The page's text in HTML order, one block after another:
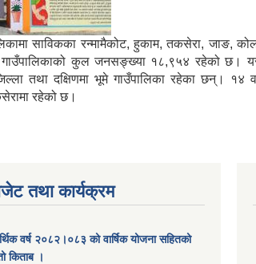
साविकका रन्मामैकोट, हुकाम, तकसेरा, जाङ,
कुल जनसङ्ख्या १८,९५४ रहेको छ। यस
तथा दक्षिणमा भूमे गाउँपालिका रहेका छन्।
रहेको छ।
तथा कार्यक्रम
वर्ष २०८२।०८३ को वार्षिक योजना सहितको
किताब ।